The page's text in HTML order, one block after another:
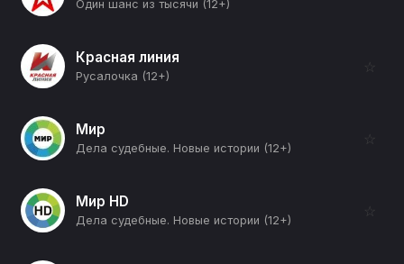
Один шанс из тысячи (12+)
Красная линия
Русалочка (12+)
☆
Мир
Дела судебные. Новые истории (12+)
☆
Мир HD
Дела судебные. Новые истории (12+)
☆